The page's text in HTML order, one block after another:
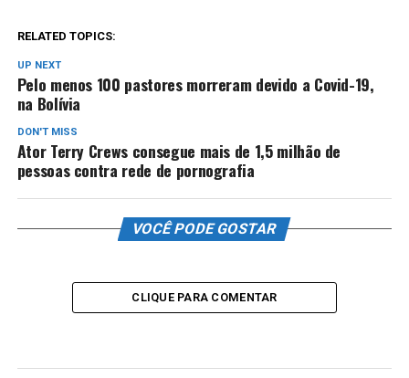
RELATED TOPICS:
UP NEXT
Pelo menos 100 pastores morreram devido a Covid-19,
na Bolívia
DON'T MISS
Ator Terry Crews consegue mais de 1,5 milhão de
pessoas contra rede de pornografia
VOCÊ PODE GOSTAR
CLIQUE PARA COMENTAR